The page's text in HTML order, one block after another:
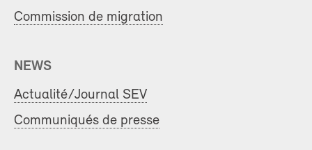
Commission de migration
NEWS
Actualité/Journal SEV
Communiqués de presse